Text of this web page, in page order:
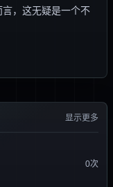
，这无疑是一个不
显示更多
0次